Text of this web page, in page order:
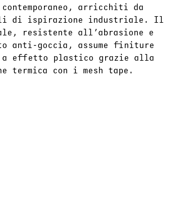
contemporaneo, arricchiti da
di ispirazione industriale. Il
resistente all’abrasione e
anti-goccia, assume finiture
a effetto plastico grazie alla
termica con i mesh tape.